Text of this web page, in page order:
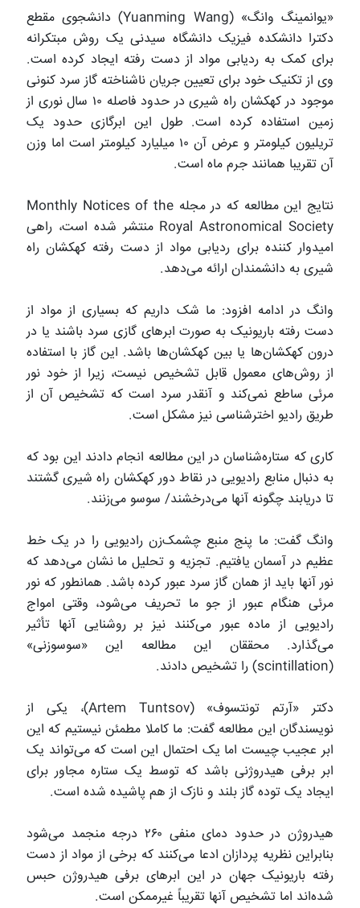
«یوانمینگ وانگ» (Yuanming Wang) دانشجوی مقطع
دکترا دانشکده فیزیک دانشگاه سیدنی یک روش مبتکرانه
برای کمک به ردیابی مواد از دست رفته ایجاد کرده است.
وی از تکنیک خود برای تعیین جریان ناشناخته گاز سرد کنونی
موجود در کهکشان راه شیری در حدود فاصله ۱۰ سال نوری از
زمین استفاده کرده است. طول این ابرگازی حدود یک
تریلیون کیلومتر و عرض آن ۱۰ میلیارد کیلومتر است اما وزن
آن تقریبا همانند جرم ماه است.
نتایج این مطالعه که در مجله Monthly Notices of the
Royal Astronomical Society منتشر شده است، راهی
امیدوار کننده برای ردیابی مواد از دست رفته کهکشان راه
شیری به دانشمندان ارائه می‌دهد.
وانگ در ادامه افزود: ما شک داریم که بسیاری از مواد از
دست رفته باریونیک به صورت ابرهای گازی سرد باشند یا در
درون کهکشان‌ها یا بین کهکشان‌ها باشد. این گاز با استفاده
از روش‌های معمول قابل تشخیص نیست، زیرا از خود نور
مرئی ساطع نمی‌کند و آنقدر سرد است که تشخیص آن از
طریق رادیو اخترشناسی نیز مشکل است.
کاری که ستاره‌شناسان در این مطالعه انجام دادند این بود که
به دنبال منابع رادیویی در نقاط دور کهکشان راه شیری گشتند
تا دریابند چگونه آنها می‌درخشند/ سوسو می‌زنند.
وانگ گفت: ما پنج منبع چشمک‌زن رادیویی را در یک خط
عظیم در آسمان یافتیم. تجزیه و تحلیل ما نشان می‌دهد که
نور آنها باید از همان گاز سرد عبور کرده باشد. همانطور که نور
مرئی هنگام عبور از جو ما تحریف می‌شود، وقتی امواج
رادیویی از ماده عبور می‌کنند نیز بر روشنایی آنها تأثیر
می‌گذارد. محققان این مطالعه این «سوسوزنی»
(scintillation) را تشخیص دادند.
دکتر «آرتم تونتسوف» (Artem Tuntsov)، یکی از
نویسندگان این مطالعه گفت: ما کاملا مطمئن نیستیم که این
ابر عجیب چیست اما یک احتمال این است که می‌تواند یک
ابر برفی هیدروژنی باشد که توسط یک ستاره مجاور برای
ایجاد یک توده گاز بلند و نازک از هم پاشیده شده است.
هیدروژن در حدود دمای منفی ۲۶۰ درجه منجمد می‌شود
بنابراین نظریه پردازان ادعا می‌کنند که برخی از مواد از دست
رفته باریونیک جهان در این ابرهای برفی هیدروژن حبس
شده‌اند اما تشخیص آنها تقریباً غیرممکن است.